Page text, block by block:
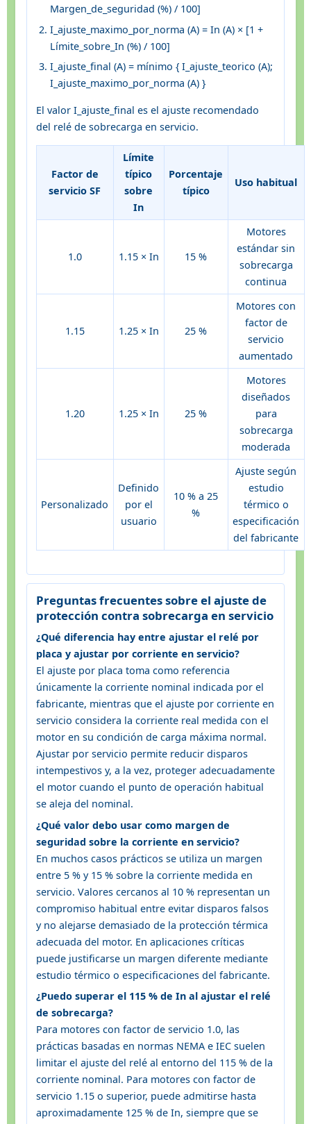
Margen_de_seguridad (%) / 100]
I_ajuste_maximo_por_norma (A) = In (A) × [1 +
Límite_sobre_In (%) / 100]
I_ajuste_final (A) = mínimo { I_ajuste_teorico (A);
I_ajuste_maximo_por_norma (A) }
El valor I_ajuste_final es el ajuste recomendado
del relé de sobrecarga en servicio.
Factor de
servicio SF
Límite
típico
sobre
In
Porcentaje
típico
Uso habitual
1.0 1.15 × In 15 %
Motores
estándar sin
sobrecarga
continua
1.15 1.25 × In 25 %
Motores con
factor de
servicio
aumentado
1.20 1.25 × In 25 %
Motores
diseñados
para
sobrecarga
moderada
Personalizado
Definido
por el
usuario
10 % a 25
%
Ajuste según
estudio
térmico o
especificación
del fabricante
Preguntas frecuentes sobre el ajuste de
protección contra sobrecarga en servicio
¿Qué diferencia hay entre ajustar el relé por
placa y ajustar por corriente en servicio?
El ajuste por placa toma como referencia
únicamente la corriente nominal indicada por el
fabricante, mientras que el ajuste por corriente en
servicio considera la corriente real medida con el
motor en su condición de carga máxima normal.
Ajustar por servicio permite reducir disparos
intempestivos y, a la vez, proteger adecuadamente
el motor cuando el punto de operación habitual
se aleja del nominal.
¿Qué valor debo usar como margen de
seguridad sobre la corriente en servicio?
En muchos casos prácticos se utiliza un margen
entre 5 % y 15 % sobre la corriente medida en
servicio. Valores cercanos al 10 % representan un
compromiso habitual entre evitar disparos falsos
y no alejarse demasiado de la protección térmica
adecuada del motor. En aplicaciones críticas
puede justificarse un margen diferente mediante
estudio térmico o especificaciones del fabricante.
¿Puedo superar el 115 % de In al ajustar el relé
de sobrecarga?
Para motores con factor de servicio 1.0, las
prácticas basadas en normas NEMA e IEC suelen
limitar el ajuste del relé al entorno del 115 % de la
corriente nominal. Para motores con factor de
servicio 1.15 o superior, puede admitirse hasta
aproximadamente 125 % de In, siempre que se